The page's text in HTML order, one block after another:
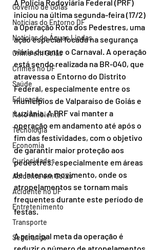
Governo de Goiás
Notícias do Entorno DF
Notícias de Águas Lindas
Crime em Goiás
Crimes no DF
Saúde
Educação
Meio Ambiente
Tecnologia
Economia
Curiosidades
Acidente em Goiás
Acidente no DF
Entretenimento
Transporte
Segurança
A Polícia Rodoviária Federal (PRF)
iniciou na última segunda-feira (17/2)
a Operação Rota dos Pedestres, uma
ação especial focada na segurança
viária durante o Carnaval. A operação
está sendo realizada na BR-040, que
atravessa o Entorno do Distrito
Federal, especialmente entre os
municípios de Valparaíso de Goiás e
Luziânia. A PRF vai manter a
operação em andamento até após o
fim das festividades, com o objetivo
de garantir maior proteção aos
pedestres, especialmente em áreas
de intenso movimento, onde os
atropelamentos se tornam mais
frequentes durante este período de
festas.
A principal meta da operação é